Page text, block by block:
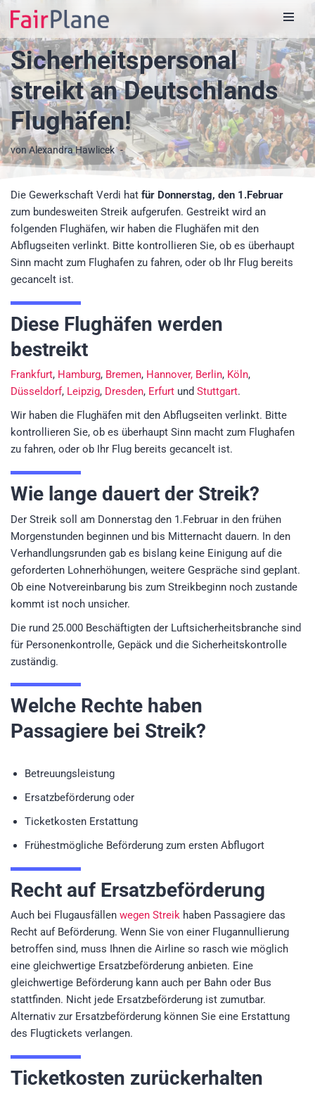
Zum
Inhalt
Sicherheitspersonal
streikt an Deutschlands
Flughäfen!
vonAlexandra Hawlicek
Die Gewerkschaft Verdi hat für Donnerstag, den 1.Februar
zum bundesweiten Streik aufgerufen. Gestreikt wird an
folgenden Flughäfen, wir haben die Flughäfen mit den
Abflugseiten verlinkt. Bitte kontrollieren Sie, ob es überhaupt
Sinn macht zum Flughafen zu fahren, oder ob Ihr Flug bereits
gecancelt ist.
Diese Flughäfen werden
bestreikt
Frankfurt, Hamburg, Bremen, Hannover, Berlin, Köln,
Düsseldorf, Leipzig, Dresden, Erfurt und Stuttgart.
Wir haben die Flughäfen mit den Abflugseiten verlinkt. Bitte
kontrollieren Sie, ob es überhaupt Sinn macht zum Flughafen
zu fahren, oder ob Ihr Flug bereits gecancelt ist.
Wie lange dauert der Streik?
Der Streik soll am Donnerstag den 1.Februar in den frühen
Morgenstunden beginnen und bis Mitternacht dauern. In den
Verhandlungsrunden gab es bislang keine Einigung auf die
geforderten Lohnerhöhungen, weitere Gespräche sind geplant.
Ob eine Notvereinbarung bis zum Streikbeginn noch zustande
kommt ist noch unsicher.
Die rund 25.000 Beschäftigten der Luftsicherheitsbranche sind
für Personenkontrolle, Gepäck und die Sicherheitskontrolle
zuständig.
Welche Rechte haben
Passagiere bei Streik?
Betreuungsleistung
Ersatzbeförderung oder
Ticketkosten Erstattung
Frühestmögliche Beförderung zum ersten Abflugort
Recht auf Ersatzbeförderung
Auch bei Flugausfällen wegen Streik haben Passagiere das
Recht auf Beförderung. Wenn Sie von einer Flugannullierung
betroffen sind, muss Ihnen die Airline so rasch wie möglich
eine gleichwertige Ersatzbeförderung anbieten. Eine
gleichwertige Beförderung kann auch per Bahn oder Bus
stattfinden. Nicht jede Ersatzbeförderung ist zumutbar.
Alternativ zur Ersatzbeförderung können Sie eine Erstattung
des Flugtickets verlangen.
Ticketkosten zurückerhalten